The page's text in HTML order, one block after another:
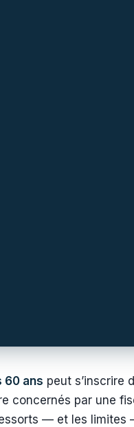
60 ans peut s’inscrire
concernés par une
— et les limites